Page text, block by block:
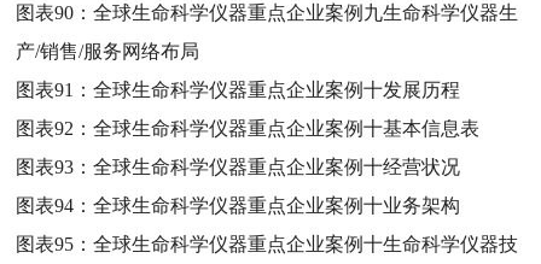
图表90：全球生命科学仪器重点企业案例九生命科学仪器生
产/销售/服务网络布局
图表91：全球生命科学仪器重点企业案例十发展历程
图表92：全球生命科学仪器重点企业案例十基本信息表
图表93：全球生命科学仪器重点企业案例十经营状况
图表94：全球生命科学仪器重点企业案例十业务架构
图表95：全球生命科学仪器重点企业案例十生命科学仪器技